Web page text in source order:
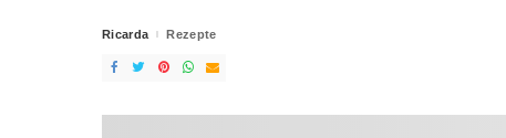
Posted
Ricarda Rezepte